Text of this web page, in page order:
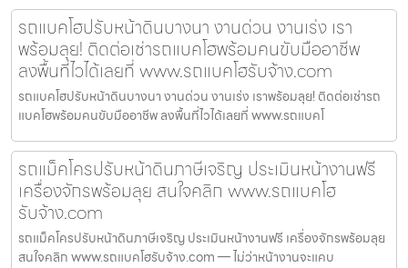
รถแบคโฮปรับหน้าดินบางนา งานด่วน งานเร่ง เรา
พร้อมลุย! ติดต่อเช่ารถแบคโฮพร้อมคนขับมืออาชีพ
ลงพื้นที่ไวได้เลยที่ www.รถแบคโฮรับจ้าง.com
รถแบคโฮปรับหน้าดินบางนา งานด่วน งานเร่ง เราพร้อมลุย! ติดต่อเช่ารถ
แบคโฮพร้อมคนขับมืออาชีพ ลงพื้นที่ไวได้เลยที่ www.รถแบคโ
รถแม็คโครปรับหน้าดินภาษีเจริญ ประเมินหน้างานฟรี
เครื่องจักรพร้อมลุย สนใจคลิก www.รถแบคโฮ
รับจ้าง.com
รถแม็คโครปรับหน้าดินภาษีเจริญ ประเมินหน้างานฟรี เครื่องจักรพร้อมลุย
สนใจคลิก www.รถแบคโฮรับจ้าง.com — ไม่ว่าหน้างานจะแคบ